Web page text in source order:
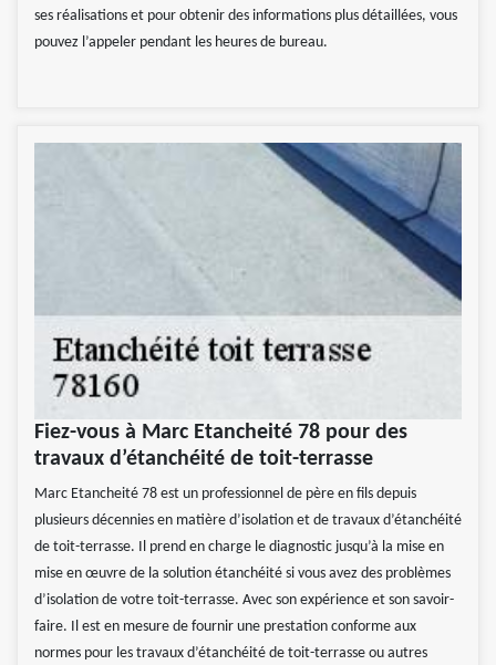
ses réalisations et pour obtenir des informations plus détaillées, vous
pouvez l’appeler pendant les heures de bureau.
Fiez-vous à Marc Etancheité 78 pour des
travaux d’étanchéité de toit-terrasse
Marc Etancheité 78 est un professionnel de père en fils depuis
plusieurs décennies en matière d’isolation et de travaux d’étanchéité
de toit-terrasse. Il prend en charge le diagnostic jusqu’à la mise en
mise en œuvre de la solution étanchéité si vous avez des problèmes
d’isolation de votre toit-terrasse. Avec son expérience et son savoir-
faire. Il est en mesure de fournir une prestation conforme aux
normes pour les travaux d’étanchéité de toit-terrasse ou autres